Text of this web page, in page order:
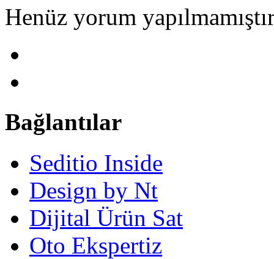
Henüz yorum
Bağlantılar
Seditio Inside
Design by Nt
Dijital Ürün Sat
Oto Ekspertiz